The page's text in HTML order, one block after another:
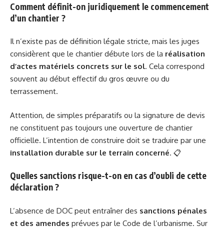
Comment définit-on juridiquement le commencement
d’un chantier ?
Il n’existe pas de définition légale stricte, mais les juges
considèrent que le chantier débute lors de la réalisation
d’actes matériels concrets sur le sol. Cela correspond
souvent au début effectif du gros œuvre ou du
terrassement.
Attention, de simples préparatifs ou la signature de devis
ne constituent pas toujours une ouverture de chantier
officielle. L’intention de construire doit se traduire par une
installation durable sur le terrain concerné. 📋
Quelles sanctions risque-t-on en cas d’oubli de cette
déclaration ?
L’absence de DOC peut entraîner des sanctions pénales
et des amendes prévues par le Code de l’urbanisme. Sur